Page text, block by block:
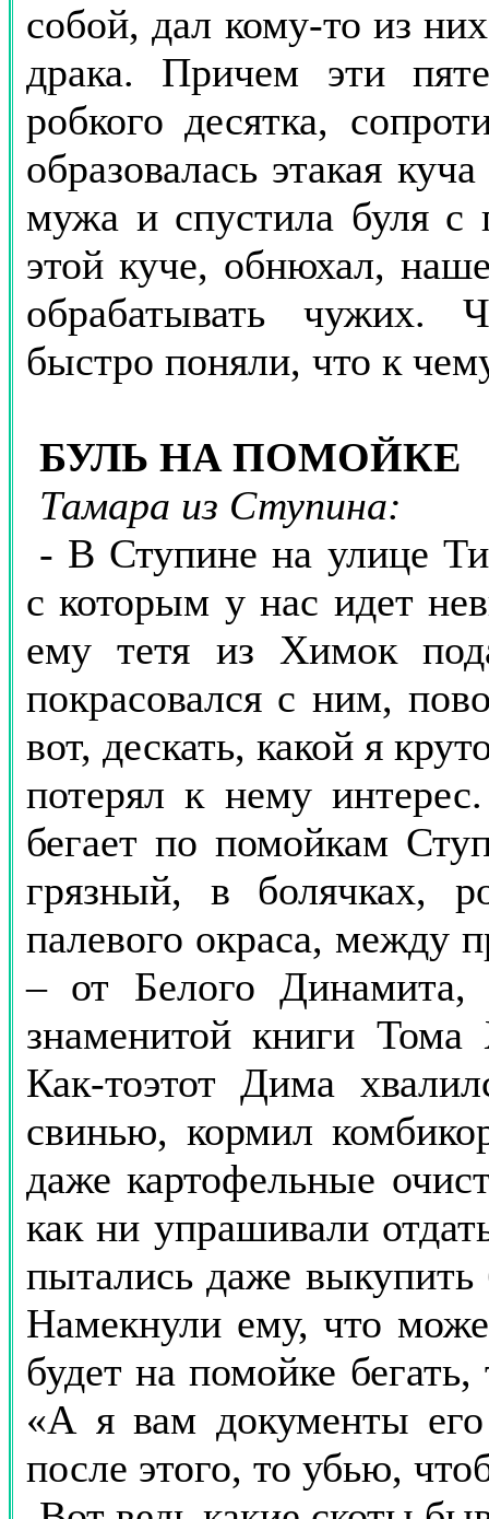
собой, дал кому-то из
драка. Причем эти
робкого десятка,
образовалась этакая
мужа и спустила буля с
этой куче, обнюхал,
обрабатывать чужих.
быстро поняли, что к
БУЛЬ НА ПОМОЙКЕ
Тамара из Ступина:
- В Ступине на улице
с которым у нас идет
ему тетя из Химок
покрасовался с ним,
вот, дескать, какой я
потерял к нему
бегает по помойкам
грязный, в болячках,
палевого окраса, между
– от Белого Динамита,
знаменитой книги Тома
Как-тоэтот Дима
свинью, кормил
даже картофельные
как ни упрашивали
пытались даже выкупить
Намекнули ему, что
будет на помойке
«А я вам документы
после этого, то убью,